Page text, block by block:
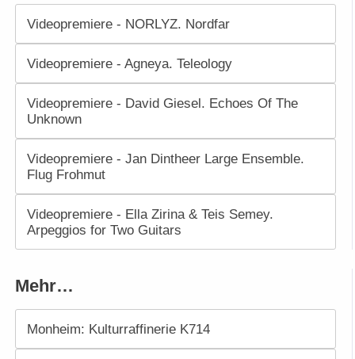
Videopremiere - NORLYZ. Nordfar
Videopremiere - Agneya. Teleology
Videopremiere - David Giesel. Echoes Of The
Unknown
Videopremiere - Jan Dintheer Large Ensemble.
Flug Frohmut
Videopremiere - Ella Zirina & Teis Semey.
Arpeggios for Two Guitars
Mehr…
Monheim: Kulturraffinerie K714